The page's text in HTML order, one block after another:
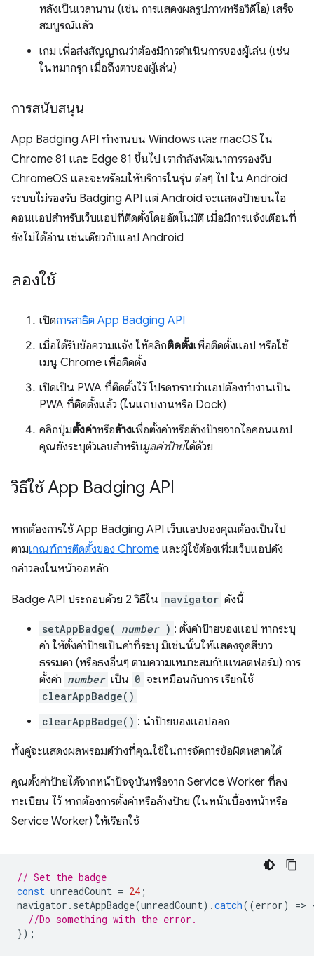
หลังเป็นเวลานาน (เช่น การแสดงผลรูปภาพหรือวิดีโอ) เสร็จ
สมบูรณ์แล้ว
เกม เพื่อส่งสัญญาณว่าต้องมีการดำเนินการของผู้เล่น (เช่น
ในหมากรุก เมื่อถึงตาของผู้เล่น)
การสนับสนุน
App Badging API ทำงานบน Windows และ macOS ใน
Chrome 81 และ Edge 81 ขึ้นไป เรากำลังพัฒนาการรองรับ
ChromeOS และจะพร้อมให้บริการในรุ่น ต่อๆ ไป ใน Android
ระบบไม่รองรับ Badging API แต่ Android จะแสดงป้ายบนไอ
คอนแอปสำหรับเว็บแอปที่ติดตั้งโดยอัตโนมัติ เมื่อมีการแจ้งเตือนที่
ยังไม่ได้อ่าน เช่นเดียวกับแอป Android
ลองใช้
เปิดการสาธิต App Badging API
เมื่อได้รับข้อความแจ้ง ให้คลิกติดตั้งเพื่อติดตั้งแอป หรือใช้
เมนู Chrome เพื่อติดตั้ง
เปิดเป็น PWA ที่ติดตั้งไว้ โปรดทราบว่าแอปต้องทำงานเป็น
PWA ที่ติดตั้งแล้ว (ในแถบงานหรือ Dock)
คลิกปุ่มตั้งค่าหรือล้างเพื่อตั้งค่าหรือล้างป้ายจากไอคอนแอป
คุณยังระบุตัวเลขสำหรับมูลค่าป้ายได้ด้วย
วิธีใช้ App Badging API
หากต้องการใช้ App Badging API เว็บแอปของคุณต้องเป็นไป
ตามเกณฑ์การติดตั้งของ Chrome และผู้ใช้ต้องเพิ่มเว็บแอปดัง
กล่าวลงในหน้าจอหลัก
Badge API ประกอบด้วย 2 วิธีใน navigator ดังนี้
setAppBadge( number ) : ตั้งค่าป้ายของแอป หากระบุ
ค่า ให้ตั้งค่าป้ายเป็นค่าที่ระบุ มิเช่นนั้นให้แสดงจุดสีขาว
ธรรมดา (หรือธงอื่นๆ ตามความเหมาะสมกับแพลตฟอร์ม) การ
ตั้งค่า number เป็น 0 จะเหมือนกับการ เรียกใช้
clearAppBadge()
clearAppBadge() : นำป้ายของแอปออก
ทั้งคู่จะแสดงผลพรอมต์ว่างที่คุณใช้ในการจัดการข้อผิดพลาดได้
คุณตั้งค่าป้ายได้จากหน้าปัจจุบันหรือจาก Service Worker ที่ลง
ทะเบียน ไว้ หากต้องการตั้งค่าหรือล้างป้าย (ในหน้าเบื้องหน้าหรือ
Service Worker) ให้เรียกใช้
// Set the badge
const unreadCount = 24 ;
navigator . setAppBadge(unreadCount).catch((error) =>
//Do something with the error.
});